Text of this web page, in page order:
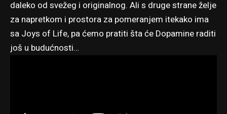
daleko od svežeg i originalnog. Ali s druge strane želje
za napretkom i prostora za pomeranjem itekako ima
sa Joys of Life, pa ćemo pratiti šta će Dopamine raditi
još u budućnosti…